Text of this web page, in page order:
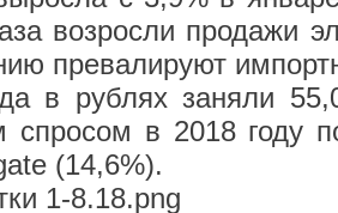
возросли продажи
превалируют
в рублях заняли
спросом в 2018 году
(14,6%).